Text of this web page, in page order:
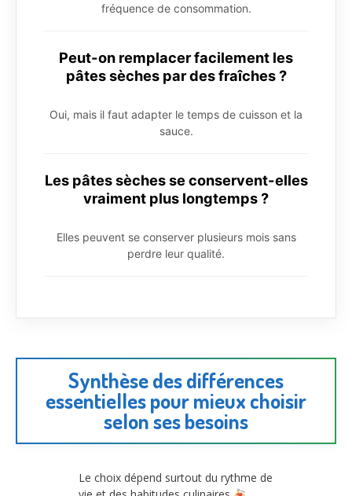
fréquence de consommation.
Peut-on remplacer facilement les
pâtes sèches par des fraîches ?
Oui, mais il faut adapter le temps de cuisson et la
sauce.
Les pâtes sèches se conservent-elles
vraiment plus longtemps ?
Elles peuvent se conserver plusieurs mois sans
perdre leur qualité.
Synthèse des différences
essentielles pour mieux choisir
selon ses besoins
Le choix dépend surtout du rythme de